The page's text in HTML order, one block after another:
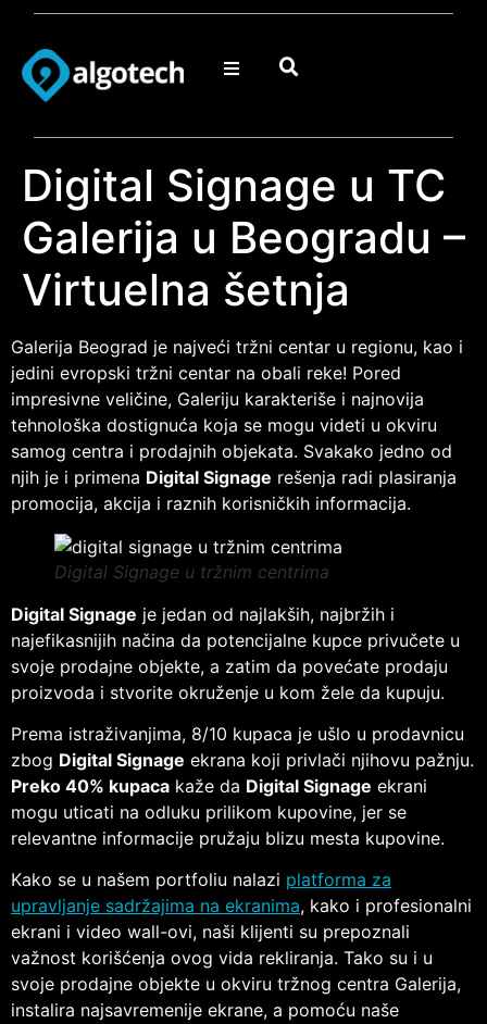
Digital Signage u TC
Galerija u Beogradu –
Virtuelna šetnja
Galerija Beograd je najveći tržni centar u regionu, kao i
jedini evropski tržni centar na obali reke! Pored
impresivne veličine, Galeriju karakteriše i najnovija
tehnološka dostignuća koja se mogu videti u okviru
samog centra i prodajnih objekata. Svakako jedno od
njih je i primena Digital Signage rešenja radi plasiranja
promocija, akcija i raznih korisničkih informacija.
Digital Signage u tržnim centrima
Digital Signage je jedan od najlakših, najbržih i
najefikasnijih načina da potencijalne kupce privučete u
svoje prodajne objekte, a zatim da povećate prodaju
proizvoda i stvorite okruženje u kom žele da kupuju.
Prema istraživanjima, 8/10 kupaca je ušlo u prodavnicu
zbog Digital Signage ekrana koji privlači njihovu pažnju.
Preko 40% kupaca kaže da Digital Signage ekrani
mogu uticati na odluku prilikom kupovine, jer se
relevantne informacije pružaju blizu mesta kupovine.
Kako se u našem portfoliu nalazi platforma za
upravljanje sadržajima na ekranima, kako i profesionalni
ekrani i video wall-ovi, naši klijenti su prepoznali
važnost korišćenja ovog vida rekliranja. Tako su i u
svoje prodajne objekte u okviru tržnog centra Galerija,
instalira najsavremenije ekrane, a pomoću naše